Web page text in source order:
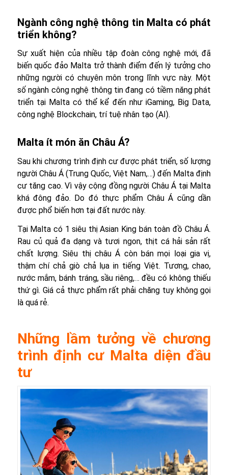
Ngành công nghệ thông tin Malta có phát
triển không?
Sự xuất hiện của nhiều tập đoàn công nghệ mới, đã
biến quốc đảo Malta trở thành điểm đến lý tưởng cho
những người có chuyên môn trong lĩnh vực này. Một
số ngành công nghệ thông tin đang có tiềm năng phát
triển tại Malta có thể kể đến như iGaming, Big Data,
công nghệ Blockchain, trí tuệ nhân tạo (AI).
Malta ít món ăn Châu Á?
Sau khi chương trình định cư được phát triển, số lượng
người Châu Á (Trung Quốc, Việt Nam,…) đến Malta định
cư tăng cao. Vì vậy cộng đồng người Châu Á tại Malta
khá đông đảo. Do đó thực phẩm Châu Á cũng dần
được phổ biến hơn tại đất nước này.
Tại Malta có 1 siêu thị Asian King bán toàn đồ Châu Á.
Rau củ quả đa dạng và tươi ngon, thịt cá hải sản rất
chất lượng. Siêu thị châu Á còn bán mọi loại gia vị,
thậm chí chả giò chả lụa in tiếng Việt. Tương, chao,
nước mắm, bánh tráng, sầu riêng,… đều có không thiếu
thứ gì. Giá cả thực phẩm rất phải chăng tuy không gọi
là quá rẻ.
Những lầm tưởng về chương
trình định cư Malta diện đầu
tư